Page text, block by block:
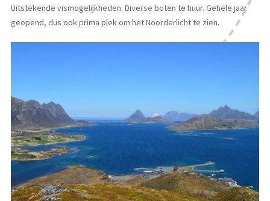
Uitstekende vismogelijkheden. Diverse boten te huur. Gehele jaar
geopend, dus ook prima plek om het Noorderlicht te zien.